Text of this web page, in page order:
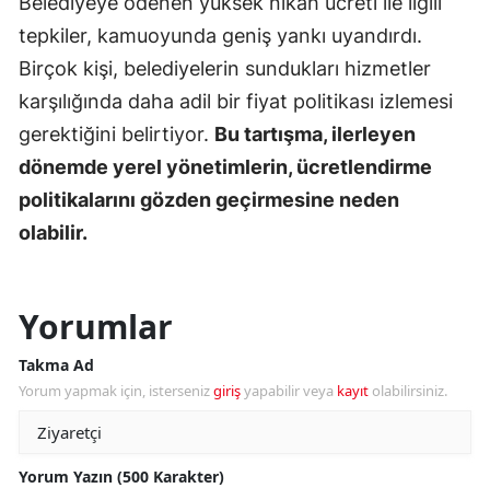
tepkiler, kamuoyunda geniş yankı uyandırdı.
Birçok kişi, belediyelerin sundukları hizmetler
karşılığında daha adil bir fiyat politikası izlemesi
gerektiğini belirtiyor. Bu tartışma, ilerleyen
dönemde yerel yönetimlerin, ücretlendirme
politikalarını gözden geçirmesine neden
olabilir.
Yorumlar
Takma Ad
Yorum yapmak için, istersenizgirişyapabilir veya kayıt olabilirsiniz.
Yorum Yazın (500 Karakter)